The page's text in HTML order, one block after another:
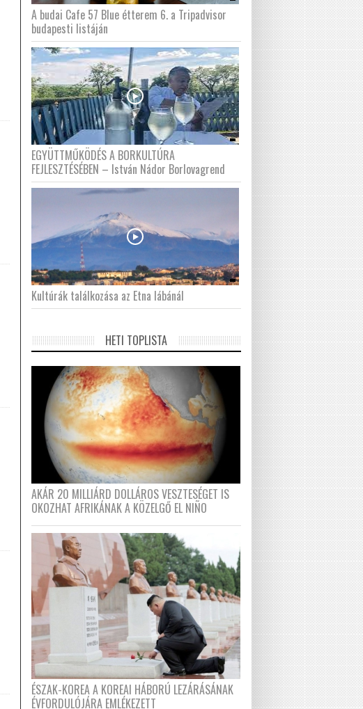
A budai Cafe 57 Blue étterem 6. a Tripadvisor
budapesti listáján
EGYÜTTMŰKÖDÉS A BORKULTÚRA
FEJLESZTÉSÉBEN – István Nádor Borlovagrend
Kultúrák találkozása az Etna lábánál
HETI TOPLISTA
AKÁR 20 MILLIÁRD DOLLÁROS VESZTESÉGET IS
OKOZHAT AFRIKÁNAK A KÖZELGŐ EL NIÑO
ÉSZAK-KOREA A KOREAI HÁBORÚ LEZÁRÁSÁNAK
ÉVFORDULÓJÁRA EMLÉKEZETT